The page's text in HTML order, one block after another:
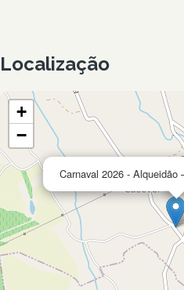
Localização
Carnaval 2026 -
+
−